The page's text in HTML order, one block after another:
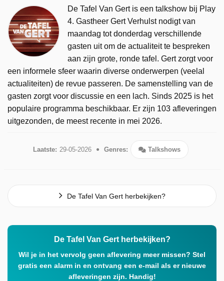
De Tafel Van Gert is een talkshow bij Play
4. Gastheer Gert Verhulst nodigt van
maandag tot donderdag verschillende
gasten uit om de actualiteit te bespreken
aan zijn grote, ronde tafel. Gert zorgt voor
een informele sfeer waarin diverse onderwerpen (veelal
actualiteiten) de revue passeren. De samenstelling van de
gasten zorgt voor discussie en een lach. Sinds 2025 is het
populaire programma beschikbaar. Er zijn 103 afleveringen
uitgezonden, de meest recente in mei 2026.
Laatste: 29-05-2026 Genres: Talkshows
De Tafel Van Gert herbekijken?
De Tafel Van Gert herbekijken?
Wil je in het vervolg geen aflevering meer missen? Stel
gratis een alarm in en ontvang een e-mail als er nieuwe
afleveringen zijn. Handig!